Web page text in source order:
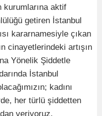
kurumlarına aktif
getiren İstanbul
kararnamesiyle çıkan
cinayetlerindeki artışın
Yönelik Şiddetle
İstanbul
kadını
her türlü şiddetten
veriyoruz.